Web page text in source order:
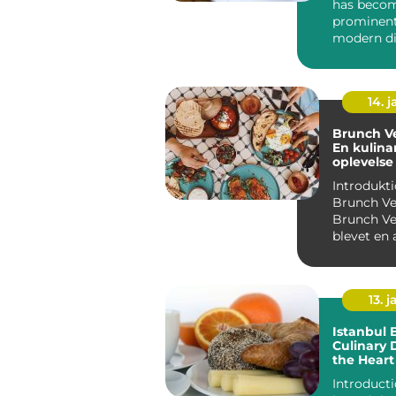
has
modern
delightful
14.
Brunch
En
Brunch
Brunch
blevet en
målti...
13.
Istanbul
Culinary
the
Introduction